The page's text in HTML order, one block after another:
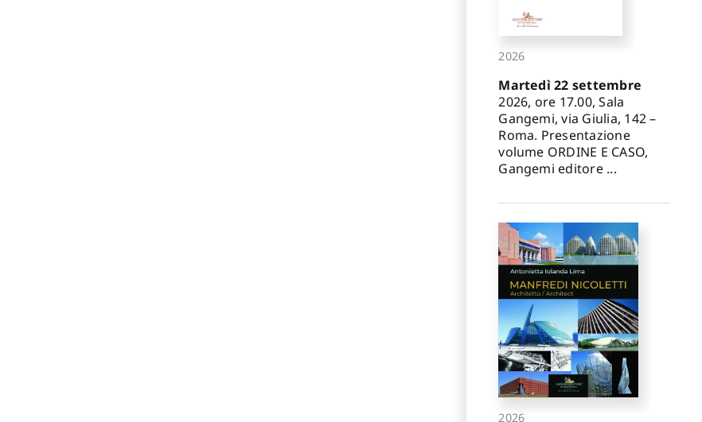
2026
Martedì 22 settembre
2026, ore 17.00, Sala
Gangemi, via Giulia, 142 –
Roma. Presentazione
volume ORDINE E CASO,
Gangemi editore ...
2026